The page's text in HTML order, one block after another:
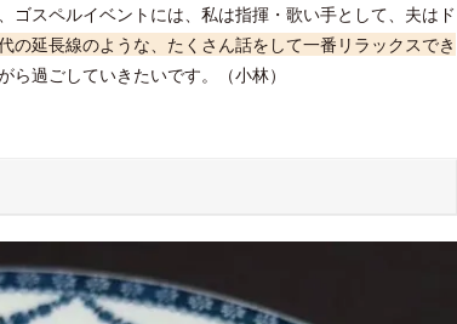
スペルイベントには、私は指揮・歌い手として、夫はド
の延長線のような、たくさん話をして一番リラックスでき
過ごしていきたいです。（小林）